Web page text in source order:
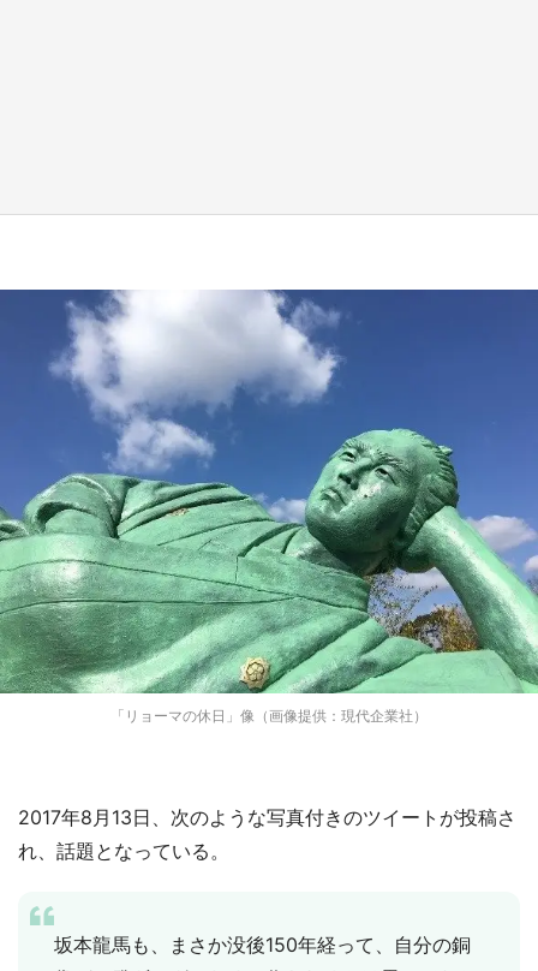
「リョーマの休日」像（画像提供：現代企業社）
2017年8月13日、次のような写真付きのツイートが投稿さ
れ、話題となっている。
坂本龍馬も、まさか没後150年経って、自分の銅